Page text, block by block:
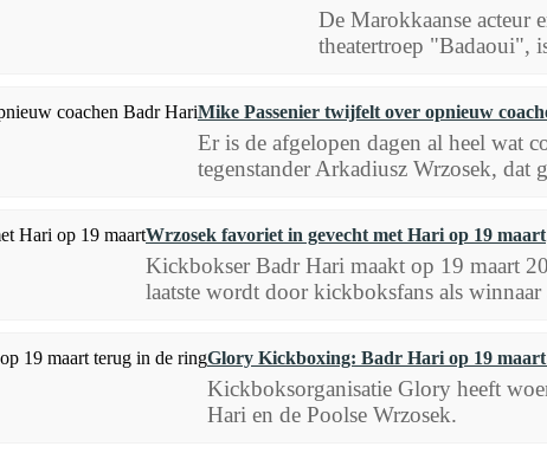
De Marokkaanse acteur
theatertroep "Badaoui",
Mike Passenier twijfelt over opnieuw
Er is de afgelopen dagen al heel wat
tegenstander Arkadiusz Wrzosek, dat
Wrzosek favoriet in gevecht met Hari op 19 maart
Kickbokser Badr Hari maakt op 19 maart
laatste wordt door kickboksfans als winnaar
Glory Kickboxing: Badr Hari op 19
Kickboksorganisatie Glory heeft
Hari en de Poolse Wrzosek.